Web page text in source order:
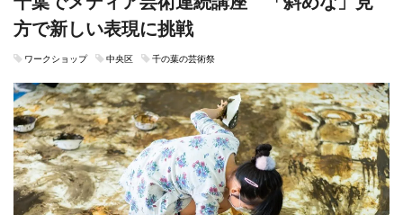
方で新しい表現に挑戦
ワークショップ 中央区 千の葉の芸術祭